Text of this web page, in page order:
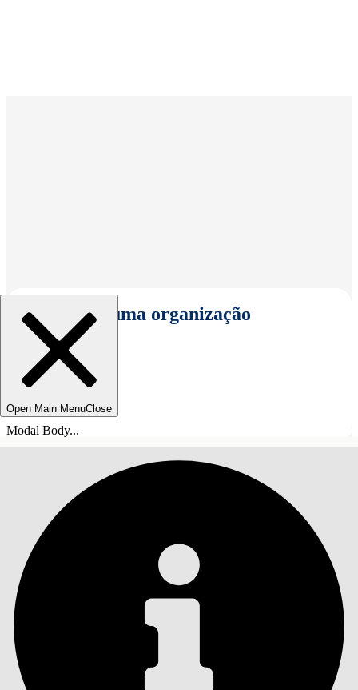
Selecionar uma organização
Open Main MenuClose
Modal Body...
ÍNDICE